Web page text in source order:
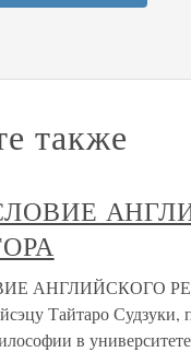
также
АНГЛИЙСКОГО
Тайтаро Судзуки,
в